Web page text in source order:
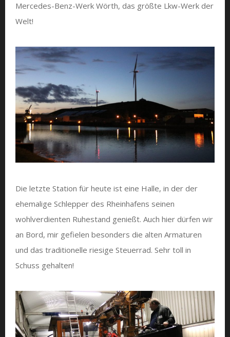
Mercedes-Benz-Werk Wörth, das größte Lkw-Werk der
Welt!
Die letzte Station für heute ist eine Halle, in der der
ehemalige Schlepper des Rheinhafens seinen
wohlverdienten Ruhestand genießt. Auch hier dürfen wir
an Bord, mir gefielen besonders die alten Armaturen
und das traditionelle riesige Steuerrad. Sehr toll in
Schuss gehalten!